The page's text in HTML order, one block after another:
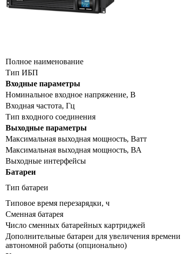
Полное наименование
Тип ИБП
Входные параметры
Номинальное входное напряжение, В
Входная частота, Гц
Тип входного соединения
Выходные параметры
Максимальная выходная мощность, Ватт
Максимальная выходная мощность, ВА
Выходные интерфейсы
Батареи
Тип батареи
Типовое время перезарядки, ч
Сменная батарея
Число сменных батарейных картриджей
Дополнительные батареи для увеличения времени
автономной работы (опционально)